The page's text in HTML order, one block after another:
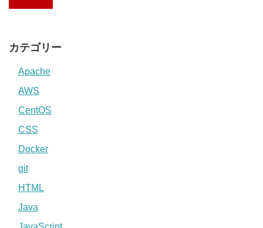
カテゴリー
Apache
AWS
CentOS
CSS
Docker
git
HTML
Java